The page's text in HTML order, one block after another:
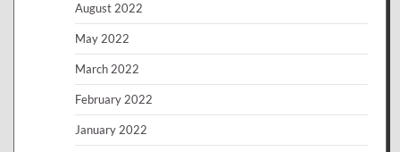
August 2022
May 2022
March 2022
February 2022
January 2022